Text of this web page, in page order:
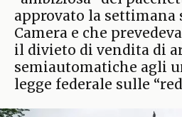
approvato la settimana
Camera e che
il divieto di vendita di
semiautomatiche agli
legge federale sulle